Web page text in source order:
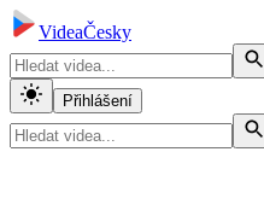
VideaČesky
Přihlášení